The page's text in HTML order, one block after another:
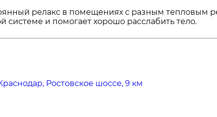
релакс в помещениях с разным тепловым
системе и помогает хорошо расслабить тело.
Ростовское шоссе, 9 км